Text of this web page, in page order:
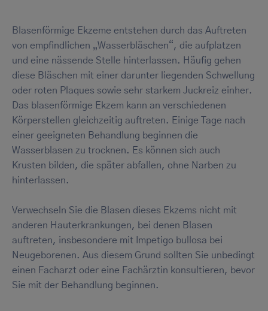
Blasenförmige Ekzeme entstehen durch das Auftreten
von empfindlichen „Wasserbläschen“, die aufplatzen
und eine nässende Stelle hinterlassen. Häufig gehen
diese Bläschen mit einer darunter liegenden Schwellung
oder roten Plaques sowie sehr starkem Juckreiz einher.
Das blasenförmige Ekzem kann an verschiedenen
Körperstellen gleichzeitig auftreten. Einige Tage nach
einer geeigneten Behandlung beginnen die
Wasserblasen zu trocknen. Es können sich auch
Krusten bilden, die später abfallen, ohne Narben zu
hinterlassen.
Verwechseln Sie die Blasen dieses Ekzems nicht mit
anderen Hauterkrankungen, bei denen Blasen
auftreten, insbesondere mit Impetigo bullosa bei
Neugeborenen. Aus diesem Grund sollten Sie unbedingt
einen Facharzt oder eine Fachärztin konsultieren, bevor
Sie mit der Behandlung beginnen.